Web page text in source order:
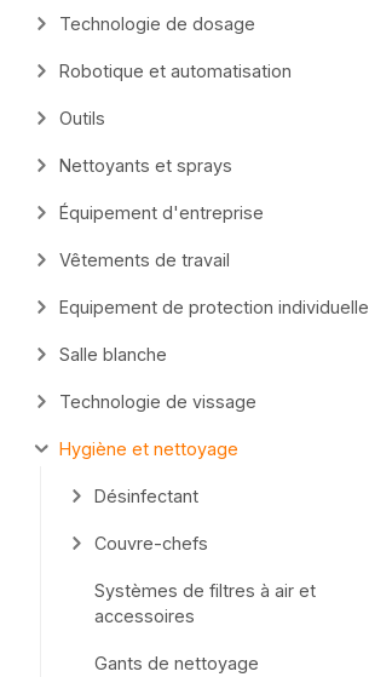
Technologie de dosage
Robotique et automatisation
Outils
Nettoyants et sprays
Équipement d'entreprise
Vêtements de travail
Equipement de protection individuelle
Salle blanche
Technologie de vissage
Hygiène et nettoyage
Désinfectant
Couvre-chefs
Systèmes de filtres à air et
accessoires
Gants de nettoyage